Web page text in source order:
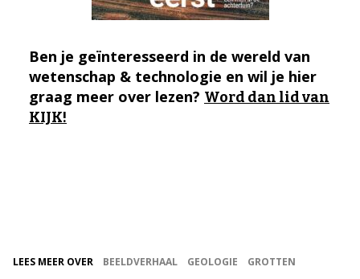
Ben je geïnteresseerd in de wereld van
wetenschap & technologie en wil je hier
graag meer over lezen? Word dan lid van
KIJK!
LEES MEER OVER BEELDVERHAAL GEOLOGIE
GROTTEN